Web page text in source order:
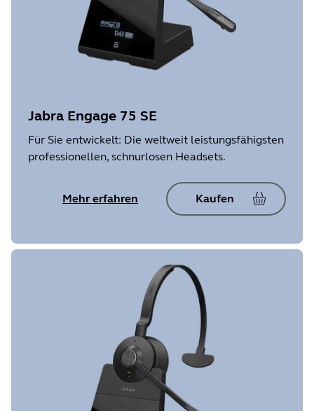
Jabra Engage 75 SE
Für Sie entwickelt: Die weltweit leistungsfähigsten
professionellen, schnurlosen Headsets.
Mehr erfahren Kaufen